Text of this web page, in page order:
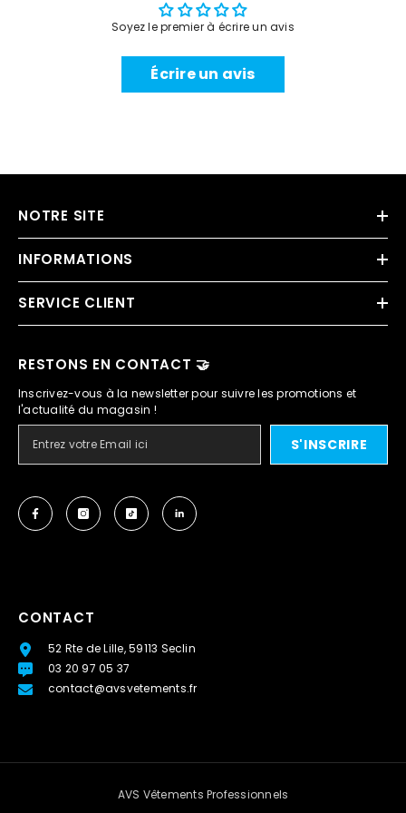
Soyez le premier à écrire un avis
Écrire un avis
NOTRE SITE
INFORMATIONS
SERVICE CLIENT
RESTONS EN CONTACT 🤝
Inscrivez-vous à la newsletter pour suivre les promotions et
l'actualité du magasin !
S'INSCRIRE
CONTACT
52 Rte de Lille, 59113 Seclin
03 20 97 05 37
contact@avsvetements.fr
AVS Vêtements Professionnels